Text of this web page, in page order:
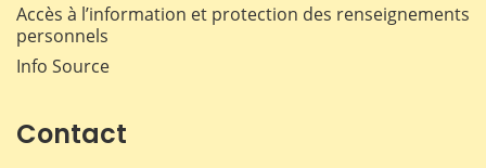
Accès à l’information et protection des renseignements
personnels
Info Source
Contact